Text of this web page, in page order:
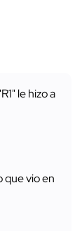
le hizo a
que vio en